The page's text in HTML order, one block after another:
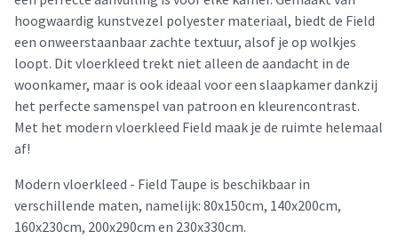
hoogwaardig kunstvezel polyester materiaal, biedt de Field
een onweerstaanbaar zachte textuur, alsof je op wolkjes
loopt. Dit vloerkleed trekt niet alleen de aandacht in de
woonkamer, maar is ook ideaal voor een slaapkamer dankzij
het perfecte samenspel van patroon en kleurencontrast.
Met het modern vloerkleed Field maak je de ruimte helemaal
af!
Modern vloerkleed - Field Taupe is beschikbaar in
verschillende maten, namelijk: 80x150cm, 140x200cm,
160x230cm, 200x290cm en 230x330cm.